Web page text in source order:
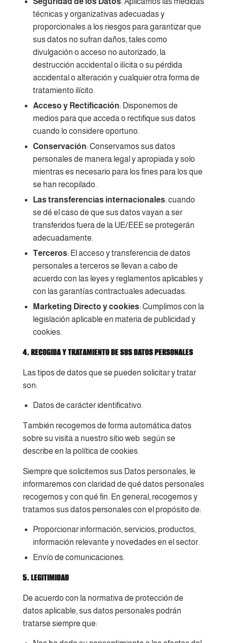
técnicas y organizativas adecuadas y
proporcionales a los riesgos para garantizar que
sus datos no sufran daños, tales como
divulgación o acceso no autorizado, la
destrucción accidental o ilícita o su pérdida
accidental o alteración y cualquier otra forma de
tratamiento ilícito.
Acceso y Rectificación: Disponemos de
medios para que acceda o rectifique sus datos
cuando lo considere oportuno.
Conservación: Conservamos sus datos
personales de manera legal y apropiada y solo
mientras es necesario para los fines para los que
se han recopilado.
Las transferencias internacionales: cuando
se dé el caso de que sus datos vayan a ser
transferidos fuera de la UE/EEE se protegerán
adecuadamente.
Terceros: El acceso y transferencia de datos
personales a terceros se llevan a cabo de
acuerdo con las leyes y reglamentos aplicables y
con las garantías contractuales adecuadas.
Marketing Directo y cookies: Cumplimos con la
legislación aplicable en materia de publicidad y
cookies.
4. RECOGIDA Y TRATAMIENTO DE SUS DATOS PERSONALES
Las tipos de datos que se pueden solicitar y tratar
son:
Datos de carácter identificativo.
También recogemos de forma automática datos
sobre su visita a nuestro sitio web según se
describe en la política de cookies.
Siempre que solicitemos sus Datos personales, le
informaremos con claridad de qué datos personales
recogemos y con qué fin. En general, recogemos y
tratamos sus datos personales con el propósito de:
Proporcionar información, servicios, productos,
información relevante y novedades en el sector.
Envío de comunicaciones.
5. LEGITIMIDAD
De acuerdo con la normativa de protección de
datos aplicable, sus datos personales podrán
tratarse siempre que: